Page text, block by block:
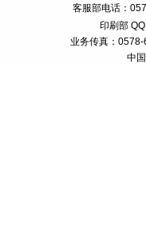
客服部电话：
印刷部
业务传真：
中